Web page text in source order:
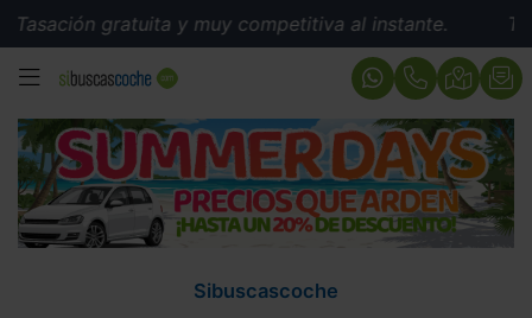
gratuita y muy competitiva al instante.
MENÚ
Sibuscascoche